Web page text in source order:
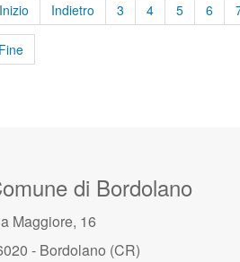
Inizio Indietro 3 4 5 6
Fine
di Bordolano
Maggiore, 16
- Bordolano (CR)